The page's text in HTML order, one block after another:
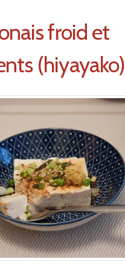
froid et
(hiyayako)